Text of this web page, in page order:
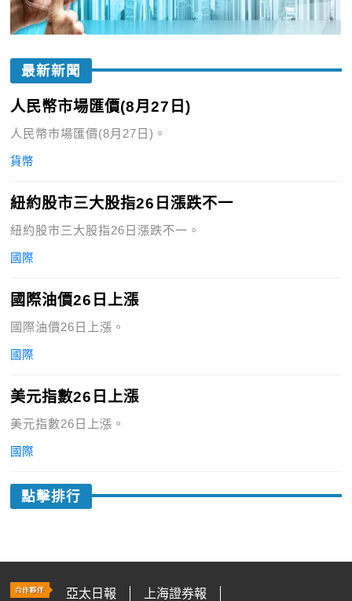
最新新聞
人民幣市場匯價(8月27日)
人民幣市場匯價(8月27日)。
貨幣
紐約股市三大股指26日漲跌不一
紐約股市三大股指26日漲跌不一。
國際
國際油價26日上漲
國際油價26日上漲。
國際
美元指數26日上漲
美元指數26日上漲。
國際
點擊排行
亞太日報
上海證券報